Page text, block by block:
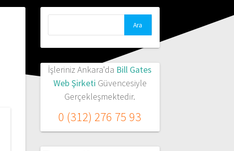
İşleriniz Ankara'da Bill Gates
Web Şirketi Güvencesiyle
Gerçekleşmektedir.
0 (312) 276 75 93